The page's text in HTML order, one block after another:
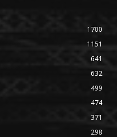
1700
1151
641
632
499
474
371
298